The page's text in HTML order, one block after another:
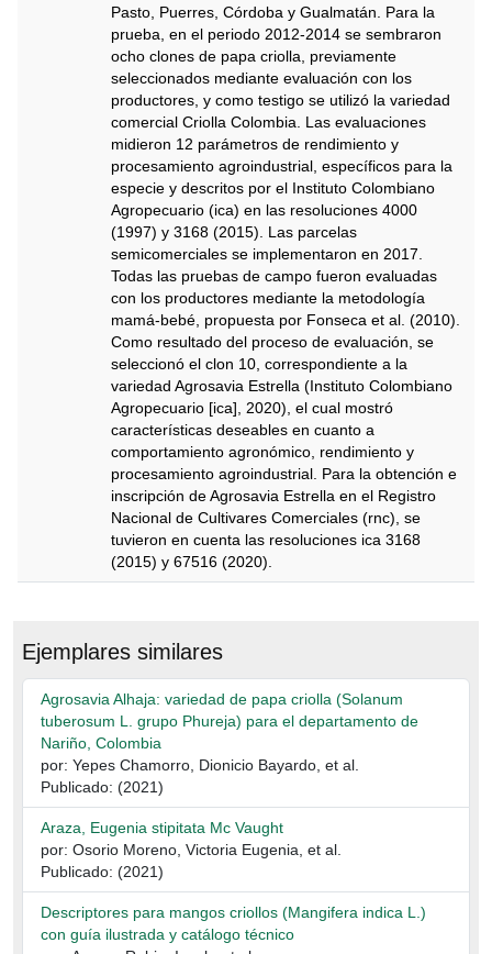
Pasto, Puerres, Córdoba y Gualmatán. Para la
prueba, en el periodo 2012-2014 se sembraron
ocho clones de papa criolla, previamente
seleccionados mediante evaluación con los
productores, y como testigo se utilizó la variedad
comercial Criolla Colombia. Las evaluaciones
midieron 12 parámetros de rendimiento y
procesamiento agroindustrial, específicos para la
especie y descritos por el Instituto Colombiano
Agropecuario (ica) en las resoluciones 4000
(1997) y 3168 (2015). Las parcelas
semicomerciales se implementaron en 2017.
Todas las pruebas de campo fueron evaluadas
con los productores mediante la metodología
mamá-bebé, propuesta por Fonseca et al. (2010).
Como resultado del proceso de evaluación, se
seleccionó el clon 10, correspondiente a la
variedad Agrosavia Estrella (Instituto Colombiano
Agropecuario [ica], 2020), el cual mostró
características deseables en cuanto a
comportamiento agronómico, rendimiento y
procesamiento agroindustrial. Para la obtención e
inscripción de Agrosavia Estrella en el Registro
Nacional de Cultivares Comerciales (rnc), se
tuvieron en cuenta las resoluciones ica 3168
(2015) y 67516 (2020).
Ejemplares similares
Agrosavia Alhaja: variedad de papa criolla (Solanum
tuberosum L. grupo Phureja) para el departamento de
Nariño, Colombia
por: Yepes Chamorro, Dionicio Bayardo, et al.
Publicado: (2021)
Araza, Eugenia stipitata Mc Vaught
por: Osorio Moreno, Victoria Eugenia, et al.
Publicado: (2021)
Descriptores para mangos criollos (Mangifera indica L.)
con guía ilustrada y catálogo técnico